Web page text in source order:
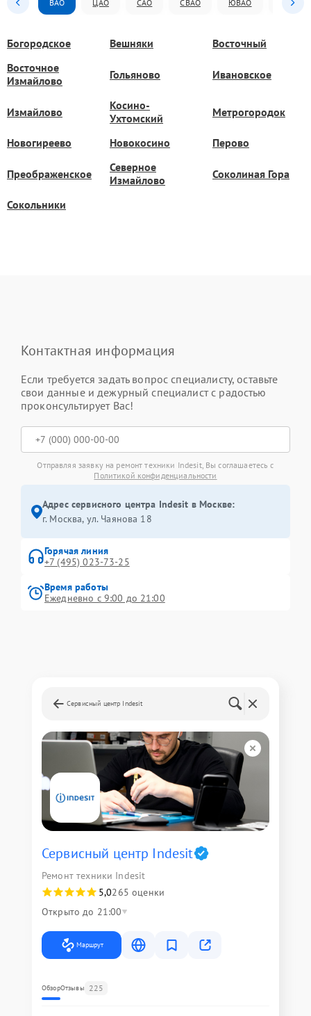
ВАО ЦАО САО СВАО ЮВАО ЮАО
Богородское Вешняки
Восточный
Восточное
Измайлово
Гольяново Ивановское
Измайлово
Косино-
Ухтомский
Метрогородок
Новогиреево Новокосино Перово
Преображенское
Северное
Измайлово
Соколиная Гора
Сокольники
Контактная информация
Если требуется задать вопрос специалисту, оставьте
свои данные и дежурный специалист с радостью
проконсультирует Вас!
Отправляя заявку на ремонт техники Indesit, Вы соглашаетесь с
Политикой конфиденциальности
Адрес сервисного центра Indesit в Москве:
г. Москва, ул. Чаянова 18
Горячая линия
+7 (495) 023-73-25
Время работы
Ежедневно с 9:00 до 21:00
Сервисный центр Indesit
Сервисный центр Indesit
Ремонт техники Indesit
5,0265 оценки
Открыто до 21:00
Маршрут
ОбзорОтзывы 225